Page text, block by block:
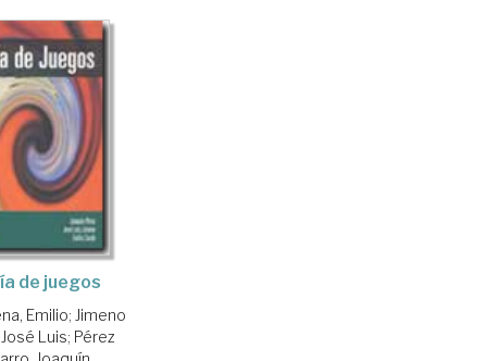
de juegos
Emilio; Jimeno
Luis; Pérez